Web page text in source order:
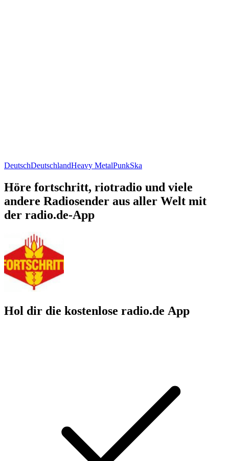
DeutschDeutschlandHeavy MetalPunkSka
Höre fortschritt, riotradio und viele
andere Radiosender aus aller Welt mit
der radio.de-App
Hol dir die kostenlose radio.de App